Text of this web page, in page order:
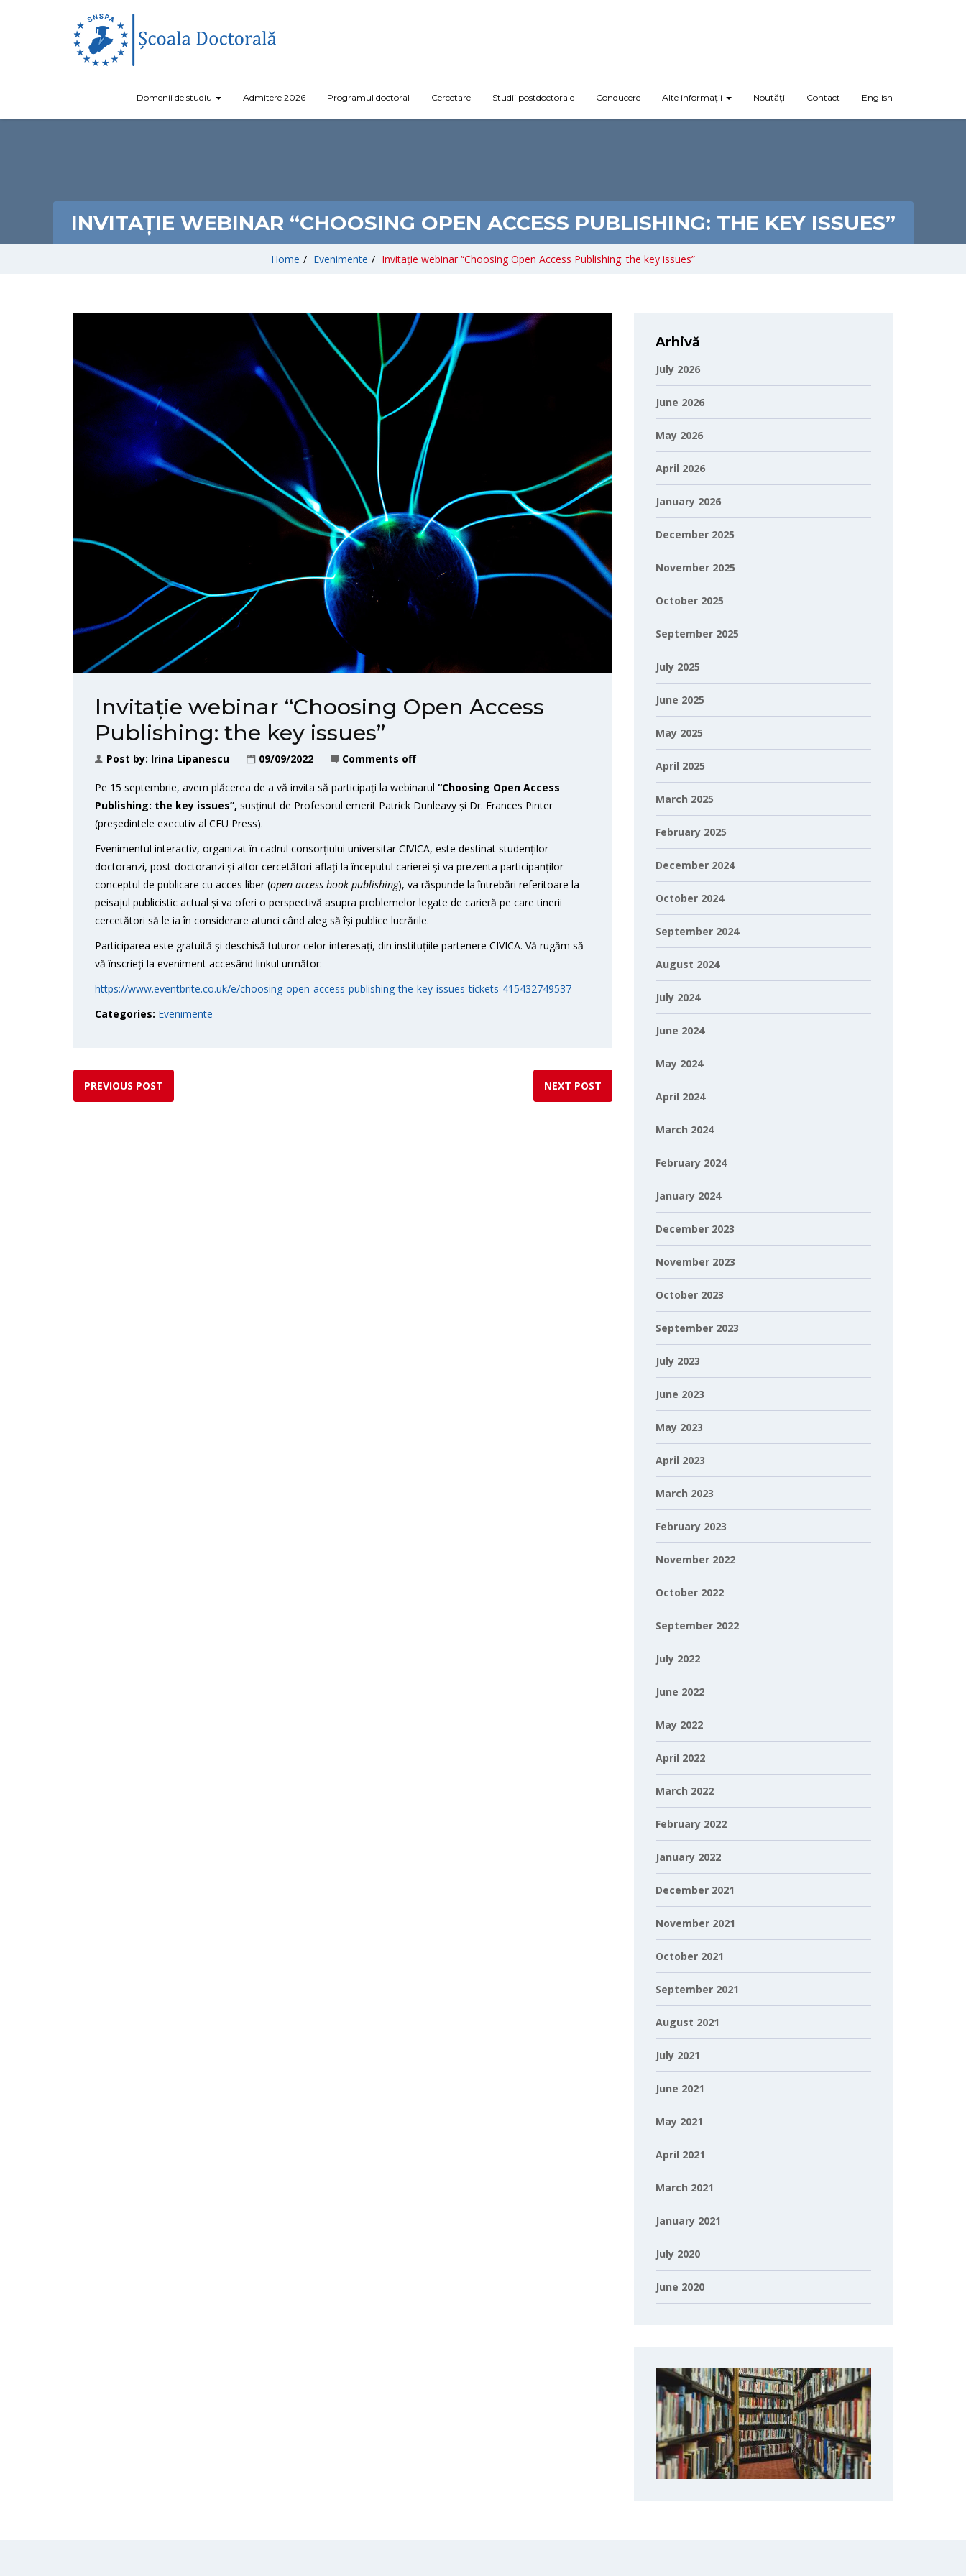
Domenii de studiu Admitere 2026 Programul doctoral Cercetare Studii postdoctorale Conducere Alte informații Noutăți Contact English
INVITAȚIE WEBINAR “CHOOSING OPEN ACCESS PUBLISHING: THE KEY ISSUES”
Home / Evenimente / Invitație webinar “Choosing Open Access Publishing: the key issues”
Invitație webinar “Choosing Open Access
Publishing: the key issues”
Post by: Irina Lipanescu 09/09/2022 Comments off
Pe 15 septembrie, avem plăcerea de a vă invita să participați la webinarul “Choosing Open Access
Publishing: the key issues”, susținut de Profesorul emerit Patrick Dunleavy și Dr. Frances Pinter
(președintele executiv al CEU Press).
Evenimentul interactiv, organizat în cadrul consorțiului universitar CIVICA, este destinat studenților
doctoranzi, post-doctoranzi și altor cercetători aflați la începutul carierei și va prezenta participanților
conceptul de publicare cu acces liber (open access book publishing), va răspunde la întrebări referitoare la
peisajul publicistic actual și va oferi o perspectivă asupra problemelor legate de carieră pe care tinerii
cercetători să le ia în considerare atunci când aleg să își publice lucrările.
Participarea este gratuită și deschisă tuturor celor interesați, din instituțiile partenere CIVICA. Vă rugăm să
vă înscrieți la eveniment accesând linkul următor:
https://www.eventbrite.co.uk/e/choosing-open-access-publishing-the-key-issues-tickets-415432749537
Categories: Evenimente
PREVIOUS POST NEXT POST
Arhivă
July 2026
June 2026
May 2026
April 2026
January 2026
December 2025
November 2025
October 2025
September 2025
July 2025
June 2025
May 2025
April 2025
March 2025
February 2025
December 2024
October 2024
September 2024
August 2024
July 2024
June 2024
May 2024
April 2024
March 2024
February 2024
January 2024
December 2023
November 2023
October 2023
September 2023
July 2023
June 2023
May 2023
April 2023
March 2023
February 2023
November 2022
October 2022
September 2022
July 2022
June 2022
May 2022
April 2022
March 2022
February 2022
January 2022
December 2021
November 2021
October 2021
September 2021
August 2021
July 2021
June 2021
May 2021
April 2021
March 2021
January 2021
July 2020
June 2020